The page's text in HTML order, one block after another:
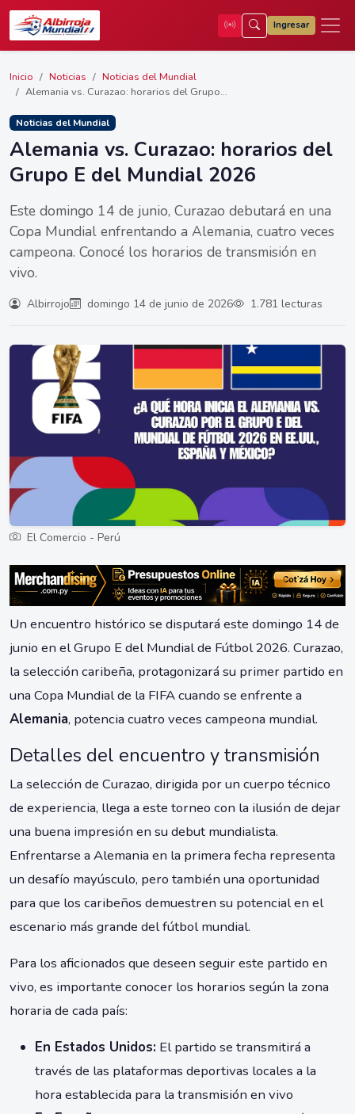
Ingresar
Inicio Noticias
Noticias del Mundial
Alemania vs. Curazao: horarios del Grupo...
Noticias del Mundial
Alemania vs. Curazao: horarios del
Grupo E del Mundial 2026
Este domingo 14 de junio, Curazao debutará en una
Copa Mundial enfrentando a Alemania, cuatro veces
campeona. Conocé los horarios de transmisión en
vivo.
Albirrojo domingo 14 de junio de 2026 1.781 lecturas
El Comercio - Perú
Un encuentro histórico se disputará este domingo 14 de
junio en el Grupo E del Mundial de Fútbol 2026. Curazao,
la selección caribeña, protagonizará su primer partido en
una Copa Mundial de la FIFA cuando se enfrente a
Alemania, potencia cuatro veces campeona mundial.
Detalles del encuentro y transmisión
La selección de Curazao, dirigida por un cuerpo técnico
de experiencia, llega a este torneo con la ilusión de dejar
una buena impresión en su debut mundialista.
Enfrentarse a Alemania en la primera fecha representa
un desafío mayúsculo, pero también una oportunidad
para que los caribeños demuestren su potencial en el
escenario más grande del fútbol mundial.
Para los aficionados que deseen seguir este partido en
vivo, es importante conocer los horarios según la zona
horaria de cada país:
En Estados Unidos: El partido se transmitirá a
través de las plataformas deportivas locales a la
hora establecida para la transmisión en vivo